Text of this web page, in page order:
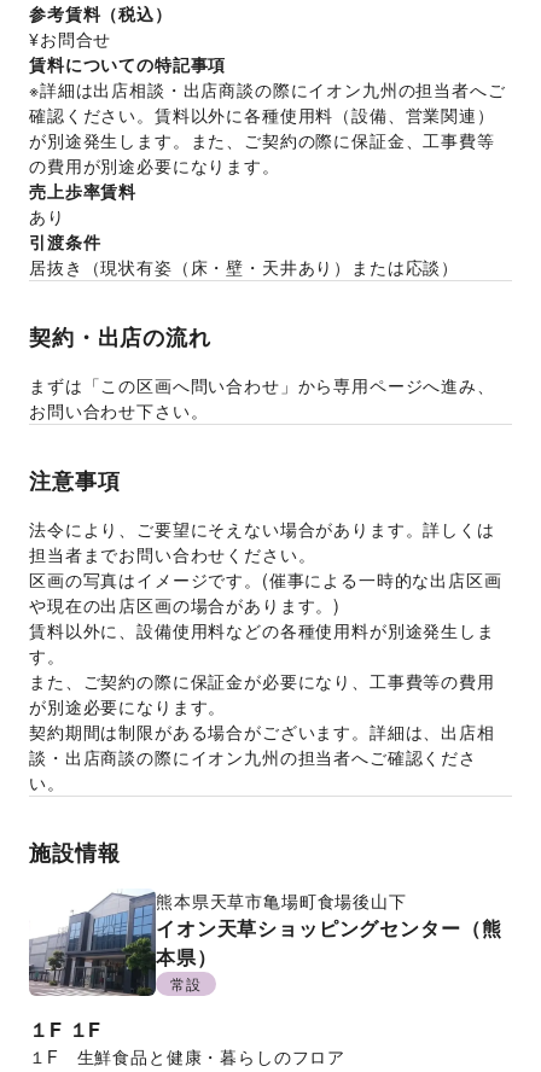
参考賃料（税込）
¥お問合せ
賃料についての特記事項
※詳細は出店相談・出店商談の際にイオン九州の担当者へご
確認ください。賃料以外に各種使用料（設備、営業関連）
が別途発生します。また、ご契約の際に保証金、工事費等
の費用が別途必要になります。
売上歩率賃料
あり
引渡条件
居抜き
（現状有姿（床・壁・天井あり）または応談 ）
契約・出店の流れ
まずは「この区画へ問い合わせ」から専用ページへ進み、
お問い合わせ下さい。
注意事項
法令により、ご要望にそえない場合があります。詳しくは
担当者までお問い合わせください。
区画の写真はイメージです。(催事による一時的な出店区画
や現在の出店区画の場合があります。)
賃料以外に、設備使用料などの各種使用料が別途発生しま
す。
また、ご契約の際に保証金が必要になり、工事費等の費用
が別途必要になります。
契約期間は制限がある場合がございます。詳細は、出店相
談・出店商談の際にイオン九州の担当者へご確認くださ
い。
施設情報
熊本県天草市亀場町食場後山下
イオン天草ショッピングセンター（熊
本県）
常設
１F １F
１F　生鮮食品と健康・暮らしのフロア